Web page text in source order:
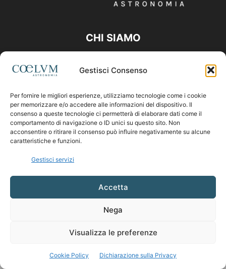
Gestisci Consenso
Per fornire le migliori esperienze, utilizziamo tecnologie come i cookie
per memorizzare e/o accedere alle informazioni del dispositivo. Il
consenso a queste tecnologie ci permetterà di elaborare dati come il
comportamento di navigazione o ID unici su questo sito. Non
acconsentire o ritirare il consenso può influire negativamente su alcune
caratteristiche e funzioni.
Gestisci servizi
Accetta
Nega
Visualizza le preferenze
Cookie Policy Dichiarazione sulla Privacy
CHI SIAMO
Contattaci:coelumastro@coelum.com
SEGUICI